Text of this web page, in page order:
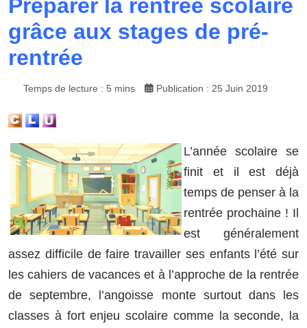
Préparer la rentrée scolaire
grâce aux stages de pré-
rentrée
Temps de lecture : 5 mins Publication : 25 Juin 2019
L’année scolaire se
finit et il est déjà
temps de penser à la
rentrée prochaine ! Il
est généralement
assez difficile de faire travailler ses enfants l’été sur
les cahiers de vacances et à l’approche de la rentrée
de septembre, l’angoisse monte surtout dans les
classes à fort enjeu scolaire comme la seconde, la